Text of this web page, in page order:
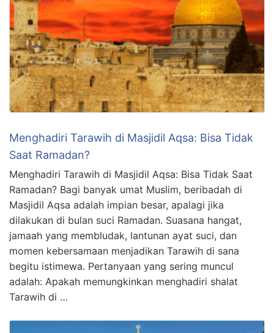
Menghadiri Tarawih di Masjidil Aqsa: Bisa Tidak
Saat Ramadan?
Menghadiri Tarawih di Masjidil Aqsa: Bisa Tidak Saat
Ramadan? Bagi banyak umat Muslim, beribadah di
Masjidil Aqsa adalah impian besar, apalagi jika
dilakukan di bulan suci Ramadan. Suasana hangat,
jamaah yang membludak, lantunan ayat suci, dan
momen kebersamaan menjadikan Tarawih di sana
begitu istimewa. Pertanyaan yang sering muncul
adalah: Apakah memungkinkan menghadiri shalat
Tarawih di …